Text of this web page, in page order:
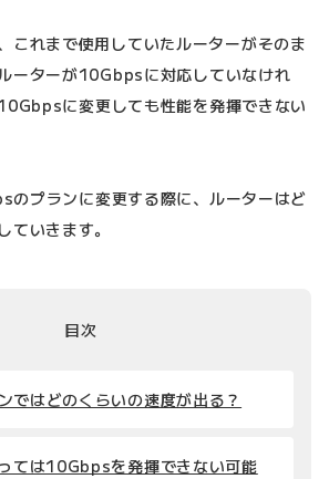
これまで使用していたルーターがそのま
ーターが10Gbpsに対応していなけれ
に変更しても性能を発揮できない
のプランに変更する際に、ルーターはど
ていきます。
目次
ではどのくらいの速度が出る？
ては10Gbpsを発揮できない可能